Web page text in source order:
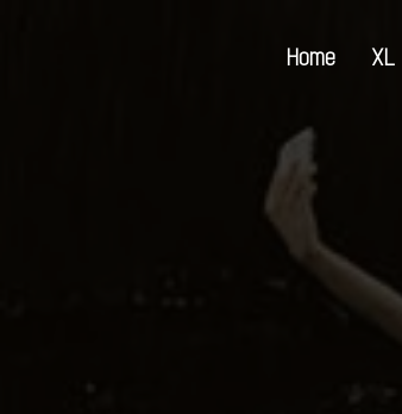
Home XL